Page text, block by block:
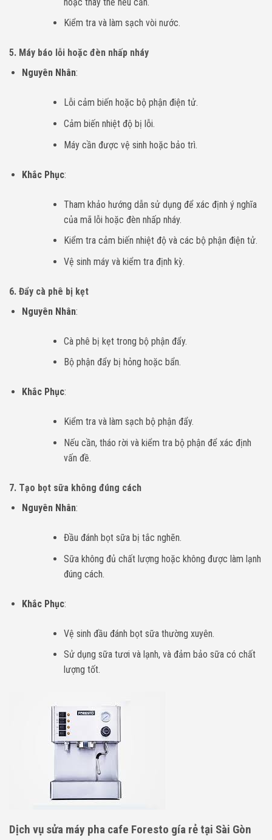
Kiểm tra và làm sạch vòi nước.
5. Máy báo lỗi hoặc đèn nhấp nháy
Nguyên Nhân:
Lỗi cảm biến hoặc bộ phận điện tử.
Cảm biến nhiệt độ bị lỗi.
Máy cần được vệ sinh hoặc bảo trì.
Khắc Phục:
Tham khảo hướng dẫn sử dụng để xác định ý nghĩa
của mã lỗi hoặc đèn nhấp nháy.
Kiểm tra cảm biến nhiệt độ và các bộ phận điện tử.
Vệ sinh máy và kiểm tra định kỳ.
6. Đẩy cà phê bị kẹt
Nguyên Nhân:
Cà phê bị kẹt trong bộ phận đẩy.
Bộ phận đẩy bị hỏng hoặc bẩn.
Khắc Phục:
Kiểm tra và làm sạch bộ phận đẩy.
Nếu cần, tháo rời và kiểm tra bộ phận để xác định
vấn đề.
7. Tạo bọt sữa không đúng cách
Nguyên Nhân:
Đầu đánh bọt sữa bị tắc nghẽn.
Sữa không đủ chất lượng hoặc không được làm lạnh
đúng cách.
Khắc Phục:
Vệ sinh đầu đánh bọt sữa thường xuyên.
Sử dụng sữa tươi và lạnh, và đảm bảo sữa có chất
lượng tốt.
Dịch vụ sửa máy pha cafe Foresto gía rẻ tại Sài Gòn